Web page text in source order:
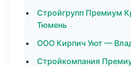
Стройгрупп Премиум
Тюмень
ООО Кирпич Уют —
Стройкомпания